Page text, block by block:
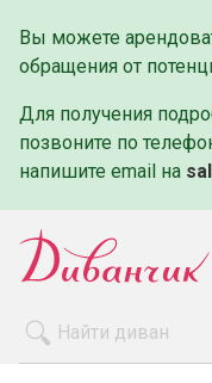
Вы можете
обращения от
Для получения
позвоните по
напишите email на